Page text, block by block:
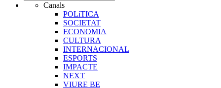
Canals
POLíTICA
SOCIETAT
ECONOMIA
CULTURA
INTERNACIONAL
ESPORTS
IMPACTE
NEXT
VIURE BE